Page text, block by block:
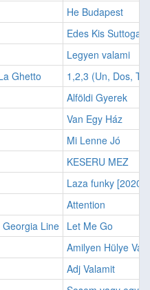
He Budapest
Edes Kis Suttogas
Legyen valami
Ghetto
1,2,3 (Un, Dos,
Alföldi Gyerek
Van Egy Ház
Mi Lenne Jó
KESERU MEZ
Laza funky [2020]
Attention
Line Let Me Go
Amilyen Hülye
Adj Valamit